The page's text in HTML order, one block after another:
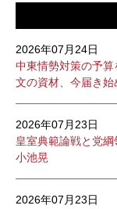
2026年07月24日
中東情勢対策の予
文の資材、今届き始
2026年07月23日
皇室典範論戦と党
小池晃
2026年07月23日